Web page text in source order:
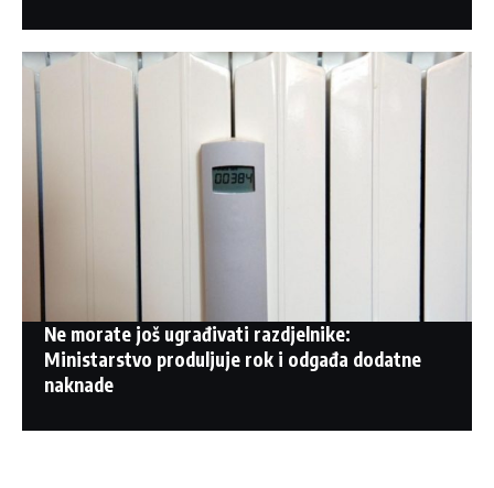
Ne morate još ugrađivati razdjelnike:
Ministarstvo produljuje rok i odgađa dodatne
naknade